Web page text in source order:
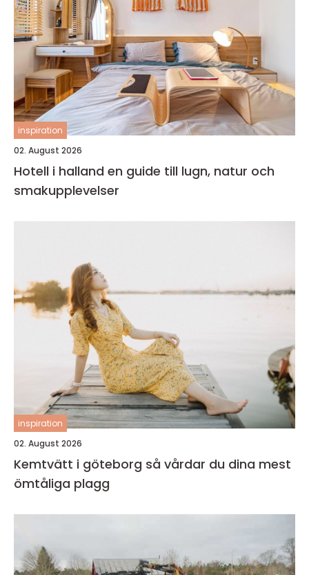
inspiration
02. August 2026
Hotell i halland en guide till lugn, natur och
smakupplevelser
inspiration
02. August 2026
Kemtvätt i göteborg så vårdar du dina mest
ömtåliga plagg